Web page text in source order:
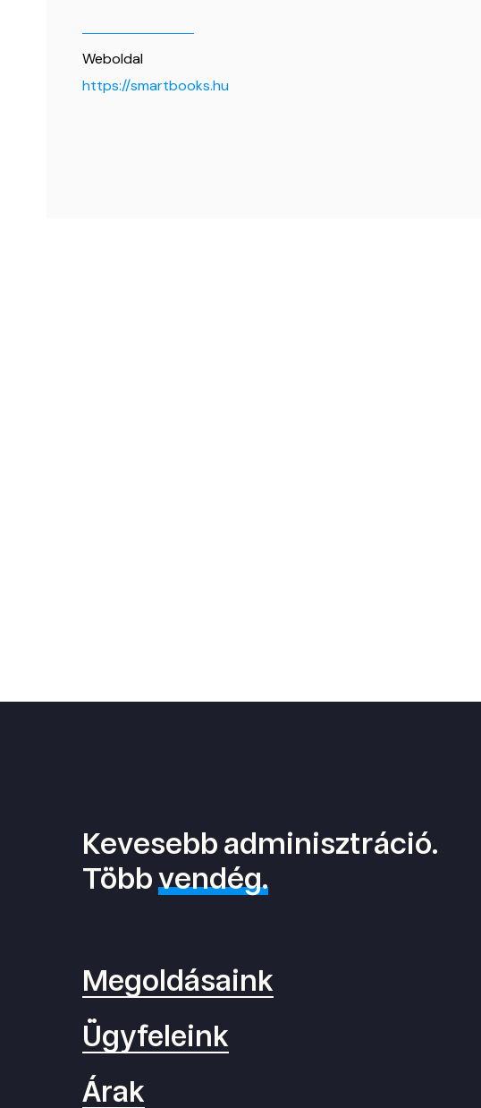
Weboldal
https://smartbooks.hu
Kevesebb adminisztráció.
Többvendég.
Megoldásaink
Ügyfeleink
Árak